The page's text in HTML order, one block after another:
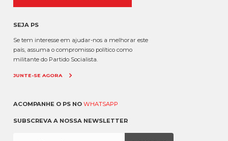
SEJA PS
Se tem interesse em ajudar-nos a melhorar este
país, assuma o compromisso político como
militante do Partido Socialista.
JUNTE-SE AGORA
ACOMPANHE O PS NO WHATSAPP
SUBSCREVA A NOSSA NEWSLETTER